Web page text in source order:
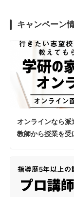
キャンペーン
オンラインなら派
教師から授業を受